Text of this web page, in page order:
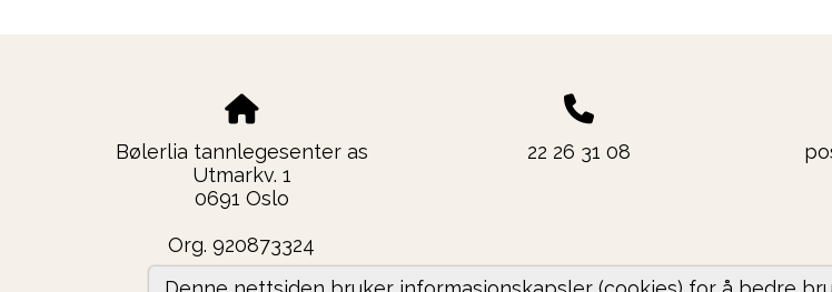
Bølerlia tannlegesenter as
Utmarkv. 1
0691 Oslo
Org. 920873324
22 26 31 08